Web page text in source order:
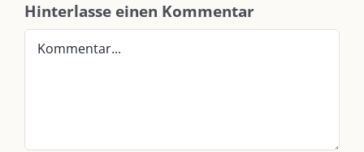
Hinterlasse einen Kommentar
Kommentar
Am einfachsten bin ich per Mail und über WhatsApp zu erreichen.
Whatsapp:0151-21182972